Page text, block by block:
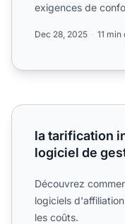
exigences de
Dec 28, 2025 11
la tarification
la tarification
logiciel de
Découvrez
logiciels
les coûts.